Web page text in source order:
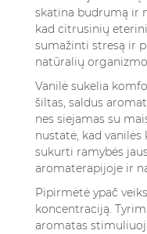
skatina budrumą ir
kad citrusinių
sumažinti stresą ir
natūralių
Vanilė sukelia
šiltas, saldus
nes siejamas su
nustatė, kad
sukurti ramybės
aromaterapijoje ir
Pipirmėtė ypač
koncentraciją.
aromatas